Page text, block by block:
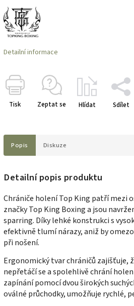
Detailní informace
Tisk Zeptat se Hlídat Sdílet
Popis Diskuze
Detailní popis produktu
Chrániče holení Top King patří mezi
značky Top King Boxing a jsou
sparring. Díky lehké konstrukci s
efektivně tlumí nárazy, aniž by
při nošení.
Ergonomický tvar chráničů zajišťuje,
nepřetáčí se a spolehlivě chrání
zapínání pomocí dvou širokých
oválné průchodky, umožňuje rychlé,